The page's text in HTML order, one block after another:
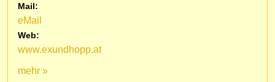
Mail:
eMail
Web:
www.exundhopp.at
mehr »